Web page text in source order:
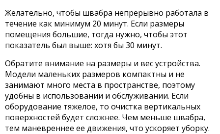
Желательно, чтобы швабра непрерывно работала в
течение как минимум 20 минут. Если размеры
помещения большие, тогда нужно, чтобы этот
показатель был выше: хотя бы 30 минут.
Обратите внимание на размеры и вес устройства.
Модели маленьких размеров компактны и не
занимают много места в пространстве, поэтому
удобны в использовании и обслуживании. Если
оборудование тяжелое, то очистка вертикальных
поверхностей будет сложнее. Чем меньше швабра,
тем маневреннее ее движения, что ускоряет уборку.